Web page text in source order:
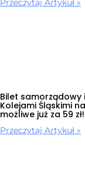
Przeczytaj Artykuł »
Bilet samorządowy
Kolejami Śląskimi
możliwe już za 59 zł!
Przeczytaj Artykuł »